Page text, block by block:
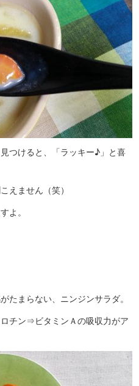
つけると、「ラッキー♪」と喜
えません（笑）
よ。
たまらない、ニンジンサラダ。
チン⇒ビタミンＡの吸収力がア